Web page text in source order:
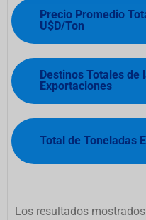
Precio Promedio
U$D/Ton
Destinos Totales de
Exportaciones
Total de Toneladas
Los resultados